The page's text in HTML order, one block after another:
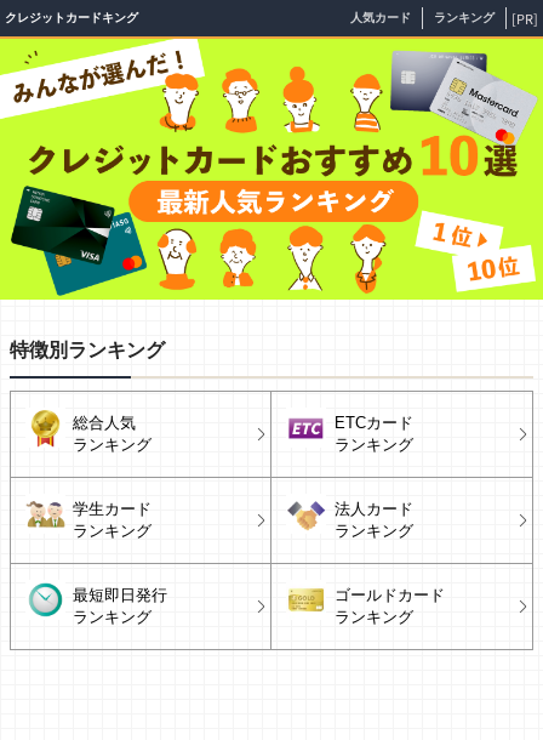
クレジットカードキング 人気カード ランキング [PR]
特徴別ランキング
総合人気
ランキング
ETCカード
ランキング
学生カード
ランキング
法人カード
ランキング
最短即日発行
ランキング
ゴールドカード
ランキング